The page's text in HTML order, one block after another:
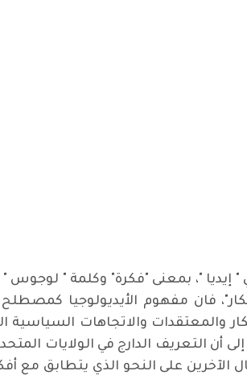
" إيديا "، بمعنى "فكرة" وكلمة " لوجوس
فان مفهوم الأيديولوجيا
والمعتقدات والاتجاهات السياسية
أن التعريف الدارج في الولايات
على النحو الذي يتطابق مع